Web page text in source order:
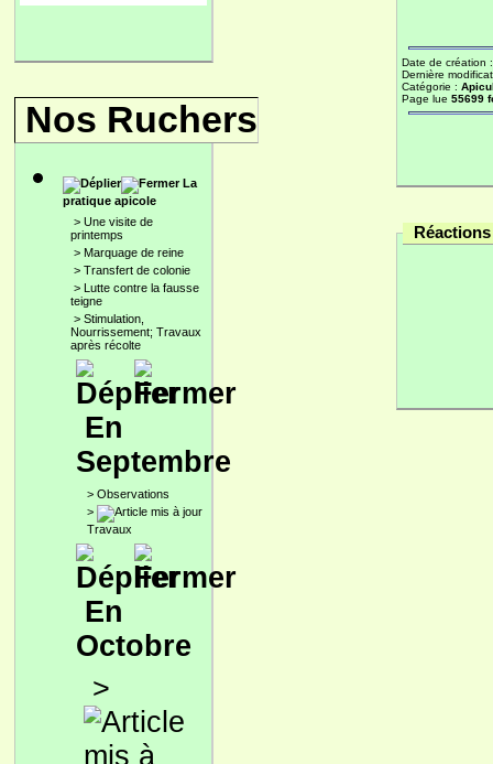
Nos Ruchers
La
pratique apicole
> Une visite de
printemps
> Marquage de reine
> Transfert de colonie
> Lutte contre la fausse
teigne
> Stimulation,
Nourrissement; Travaux
après récolte
En
Septembre
> Observations
>
Travaux
En
Octobre
>
Date de création
Dernière
Catégorie :
Page lue 55699